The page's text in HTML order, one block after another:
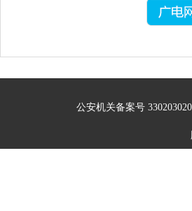
公安机关备案号